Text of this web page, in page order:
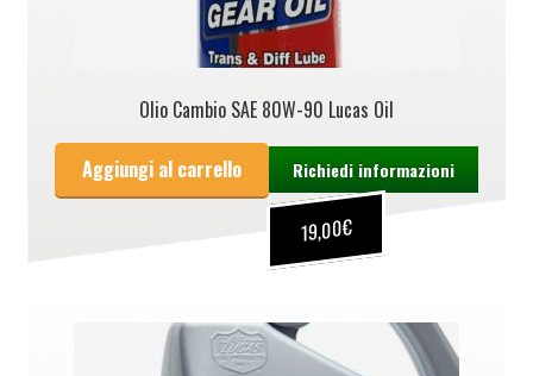
Olio Cambio SAE 80W-90 Lucas Oil
19,00€
Aggiungi al carrello Richiedi informazioni